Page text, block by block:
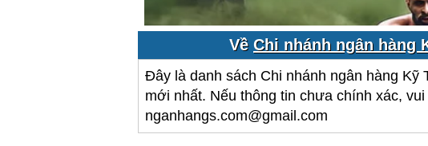
Về Chi nhánh ngân hàng
Đây là danh sách Chi nhánh ngân hàng Kỹ
mới nhất. Nếu thông tin chưa chính xác,
nganhangs.com@gmail.com